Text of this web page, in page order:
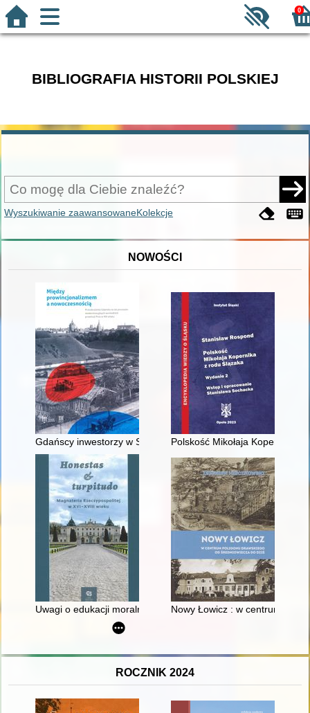
0
BIBLIOGRAFIA HISTORII POLSKIEJ
Wyszukiwanie zaawansowaneKolekcje
NOWOŚCI
Gdańscy inwestorzy w Sopocie : prestiż finansowy i
Polskość Mikołaja Kopernika z
Uwagi o edukacji moralnej synów szlacheckich w XVI-
Nowy Łowicz : w centrum
ROCZNIK 2024